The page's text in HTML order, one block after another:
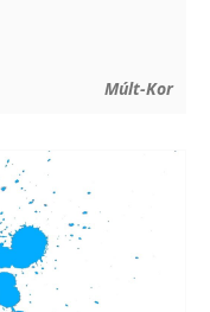
Múlt-Kor